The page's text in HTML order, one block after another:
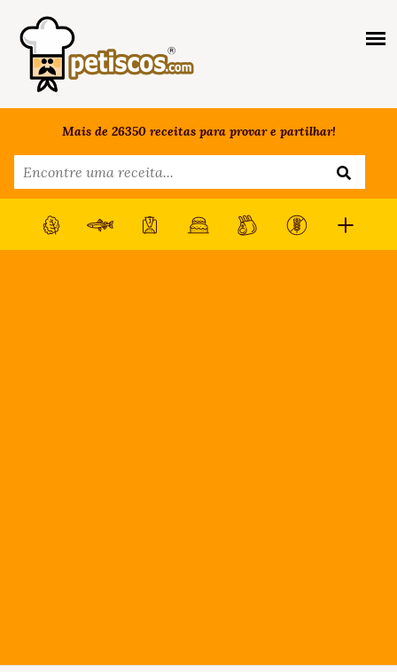
Mais de 26350 receitas para provar e partilhar!